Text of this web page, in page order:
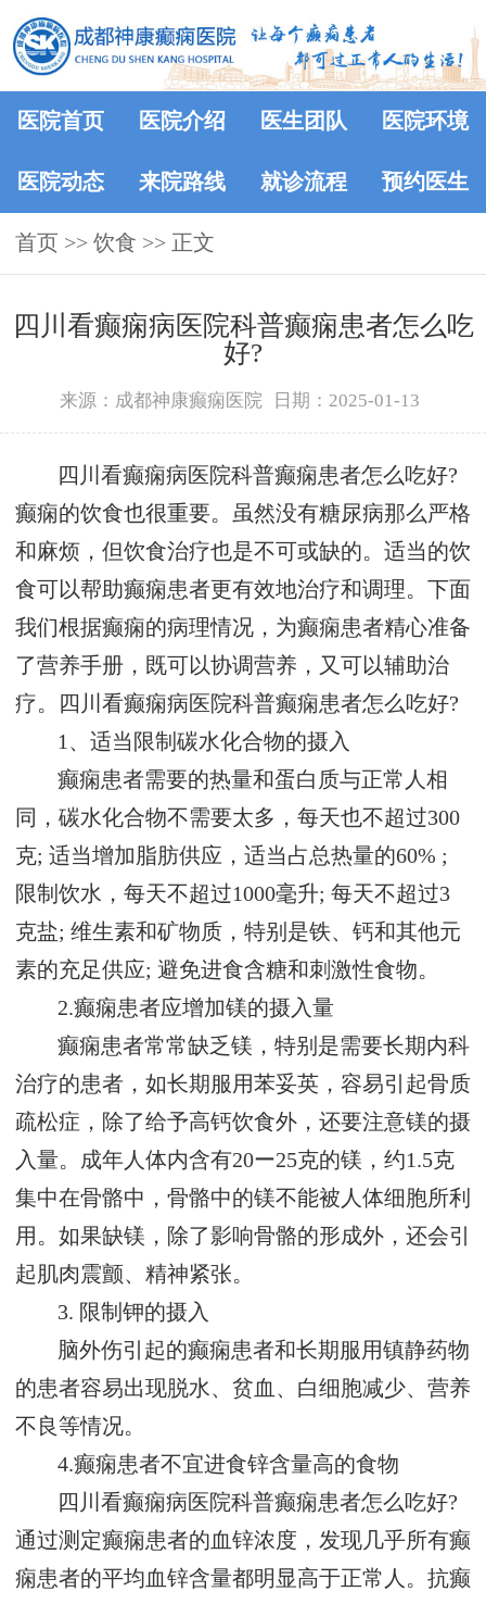
医院首页 医院介绍 医生团队 医院环境
医院动态 来院路线 就诊流程 预约医生
首页 >> 饮食 >> 正文
四川看癫痫病医院科普癫痫患者怎么吃
好?
来源：成都神康癫痫医院 日期：2025-01-13
四川看癫痫病医院科普癫痫患者怎么吃好?
癫痫的饮食也很重要。虽然没有糖尿病那么严格
和麻烦，但饮食治疗也是不可或缺的。适当的饮
食可以帮助癫痫患者更有效地治疗和调理。下面
我们根据癫痫的病理情况，为癫痫患者精心准备
了营养手册，既可以协调营养，又可以辅助治
疗。四川看癫痫病医院科普癫痫患者怎么吃好?
1、适当限制碳水化合物的摄入
癫痫患者需要的热量和蛋白质与正常人相
同，碳水化合物不需要太多，每天也不超过300
克; 适当增加脂肪供应，适当占总热量的60% ;
限制饮水，每天不超过1000毫升; 每天不超过3
克盐; 维生素和矿物质，特别是铁、钙和其他元
素的充足供应; 避免进食含糖和刺激性食物。
2.癫痫患者应增加镁的摄入量
癫痫患者常常缺乏镁，特别是需要长期内科
治疗的患者，如长期服用苯妥英，容易引起骨质
疏松症，除了给予高钙饮食外，还要注意镁的摄
入量。成年人体内含有20ー25克的镁，约1.5克
集中在骨骼中，骨骼中的镁不能被人体细胞所利
用。如果缺镁，除了影响骨骼的形成外，还会引
起肌肉震颤、精神紧张。
3. 限制钾的摄入
脑外伤引起的癫痫患者和长期服用镇静药物
的患者容易出现脱水、贫血、白细胞减少、营养
不良等情况。
4.癫痫患者不宜进食锌含量高的食物
四川看癫痫病医院科普癫痫患者怎么吃好?
通过测定癫痫患者的血锌浓度，发现几乎所有癫
痫患者的平均血锌含量都明显高于正常人。抗癫